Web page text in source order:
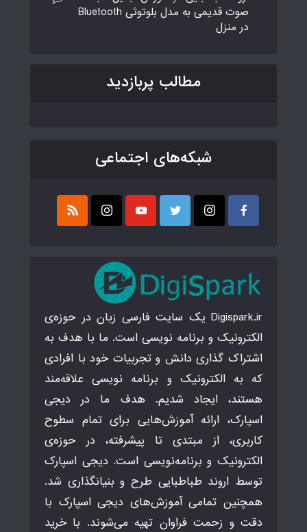
صوت قدیمی به مدل بلوتوثی Bluetooth
در منزل
مطالب پربازدید
شبکه‌های اجتماعی
Digispark.ir یک سایت فارسی زبان در حوزه‌ی
الکترونیک و برنامه نویسی است. ما با هدف به
اشتراک گذاری دانش و تجربیات خود با افرادی
که به الکترونیک و برنامه نویسی علاقه‌مند
هستند، ایجاد شدیم. هدف ما در دیجی
اسپارک، ارائه آموزش‌هایی برای تمام سطوح
کاربری، از مبتدی تا پیشرفته، در حوزه‌ی
الکترونیک و برنامه‌نویسی است. دیجی اسپارک
توسط اروند طباطبایی طرح و بنیانگذاری شد.
همچنین تمامی آموزش‌های دیجی اسپارک با
دقت و زحمت فراوان تهیه می‌شوند. با خرید